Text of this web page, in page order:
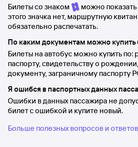
Билеты со знаком
можно
этого значка нет, маршрутную
обязательно распечатать.
По каким документам можно купить
Билеты на автобус можно купить по:
паспорту, свидетельству о
документу, заграничному паспорту
Я ошибся в паспортных данных
Ошибки в данных пассажира не
билет с ошибкой и купите новый.
Больше полезных вопросов и ответов